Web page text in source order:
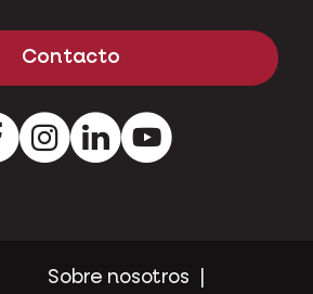
Contacto
FacebookInstagramPinterestYoutube
Sobre nosotros